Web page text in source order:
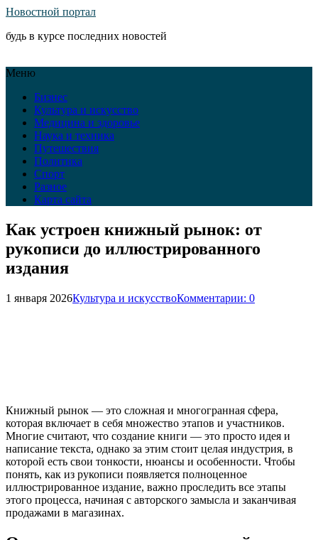
Новостной портал
будь в курсе последних новостей
Меню
Бизнес
Культура и искусство
Медицина и здоровье
Наука и техника
Путешествия
Политика
Спорт
Разное
Карта сайта
Как устроен книжный рынок: от
рукописи до иллюстрированного
издания
1 января 2026Культура и искусствоКомментарии: 0
Книжный рынок — это сложная и многогранная сфера,
которая включает в себя множество этапов и участников.
Многие считают, что создание книги — это просто идея и
написание текста, однако за этим стоит целая индустрия, в
которой есть свои тонкости, нюансы и особенности. Чтобы
понять, как из рукописи появляется полноценное
иллюстрированное издание, важно проследить все этапы
этого процесса, начиная с авторского замысла и заканчивая
продажами в магазинах.